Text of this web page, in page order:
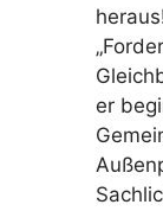
er